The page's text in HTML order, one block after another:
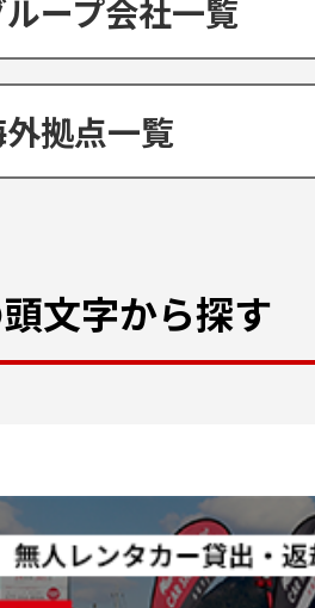
ープ会社一覧
拠点一覧
文字から探す